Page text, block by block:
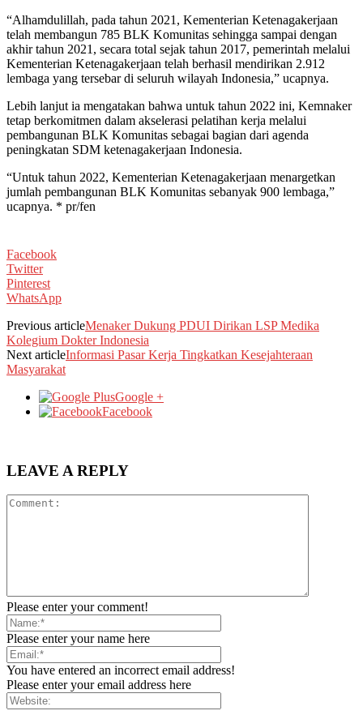
“Alhamdulillah, pada tahun 2021, Kementerian Ketenagakerjaan
telah membangun 785 BLK Komunitas sehingga sampai dengan
akhir tahun 2021, secara total sejak tahun 2017, pemerintah melalui
Kementerian Ketenagakerjaan telah berhasil mendirikan 2.912
lembaga yang tersebar di seluruh wilayah Indonesia,” ucapnya.
Lebih lanjut ia mengatakan bahwa untuk tahun 2022 ini, Kemnaker
tetap berkomitmen dalam akselerasi pelatihan kerja melalui
pembangunan BLK Komunitas sebagai bagian dari agenda
peningkatan SDM ketenagakerjaan Indonesia.
“Untuk tahun 2022, Kementerian Ketenagakerjaan menargetkan
jumlah pembangunan BLK Komunitas sebanyak 900 lembaga,”
ucapnya. * pr/fen
Facebook
Twitter
Pinterest
WhatsApp
Previous articleMenaker Dukung PDUI Dirikan LSP Medika
Kolegium Dokter Indonesia
Next articleInformasi Pasar Kerja Tingkatkan Kesejahteraan
Masyarakat
Google +
Facebook
LEAVE A REPLY
Please enter your comment!
Please enter your name here
You have entered an incorrect email address!
Please enter your email address here